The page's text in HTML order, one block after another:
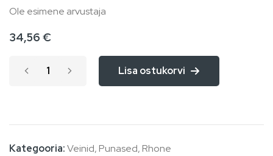
of
the
gallery
Ole esimene arvustaja
34,56 €
Lisa ostukorvi
Kategooria:Veinid,Punased,Rhone